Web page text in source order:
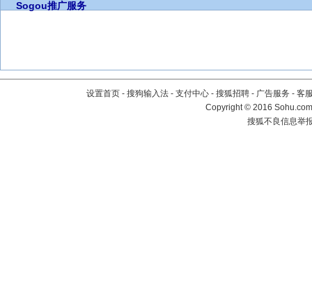
Sogou推广服务
设置首页 - 搜狗输入法 - 支付中心 - 搜狐招聘 - 广告服务 - 客
Copyright©2016
搜狐不良信息举